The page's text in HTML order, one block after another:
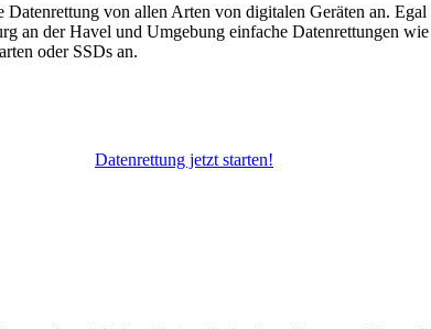
von allen Arten von digitalen Geräten an.
an der Havel und Umgebung einfache Datenrettungen
oder SSDs an.
Datenrettung jetzt starten!